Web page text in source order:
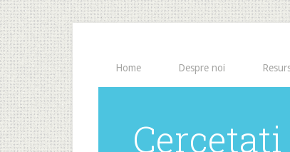
Home Despre noi
Cercetati